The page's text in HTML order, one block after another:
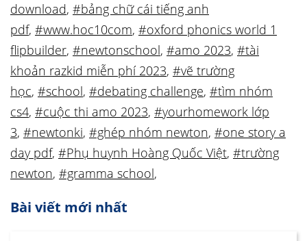
download, #bảng chữ cái tiếng anh
pdf, #www.hoc10com, #oxford phonics world 1
flipbuilder, #newtonschool, #amo 2023, #tài
khoản razkid miễn phí 2023, #vẽ trường
học, #school, #debating challenge, #tìm nhóm
cs4, #cuộc thi amo 2023, #yourhomework lớp
3, #newtonki, #ghép nhóm newton, #one story a
day pdf, #Phụ huynh Hoàng Quốc Việt, #trường
newton, #gramma school,
Bài viết mới nhất